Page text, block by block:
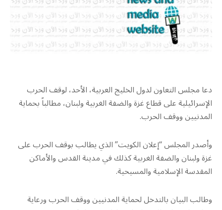
دعا مجلس التعاون لدول الخليج العربية، الأحد، لوقف الحرب
الإسرائيلية على قطاع غزة والضفة الغربية ولبنان، مطالباً بحماية
المدنيين ووقف الحرب.
وأصدر المجلس “إعلان الكويت” الذي يطالب بوقف الحرب على
غزة ولبنان والضفة الغربية كذلك في مدينة القدس والأماكن
المقدسة الإسلامية والمسيحية.
وطالب البيان بالتدخل لحماية المدنيين ووقف الحرب ورعاية